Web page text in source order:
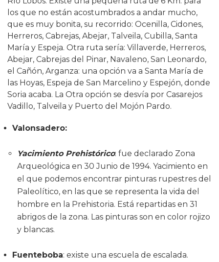
los que no están acostumbrados a andar mucho,
que es muy bonita, su recorrido: Ocenilla, Cidones,
Herreros, Cabrejas, Abejar, Talveila, Cubilla, Santa
María y Espeja. Otra ruta sería: Villaverde, Herreros,
Abejar, Cabrejas del Pinar, Navaleno, San Leonardo,
el Cañón, Arganza: una opción va a Santa María de
las Hoyas, Espeja de San Marcelino y Espejón, donde
Soria acaba. La Otra opción se desvía por Casarejos
Vadillo, Talveila y Puerto del Mojón Pardo.
Valonsadero:
Yacimiento Prehistórico: fue declarado Zona
Arqueológica en 30 Junio de 1994. Yacimiento en
el que podemos encontrar pinturas rupestres del
Paleolítico, en las que se representa la vida del
hombre en la Prehistoria. Está repartidas en 31
abrigos de la zona. Las pinturas son en color rojizo
y blancas.
Fuenteboba: existe una escuela de escalada.